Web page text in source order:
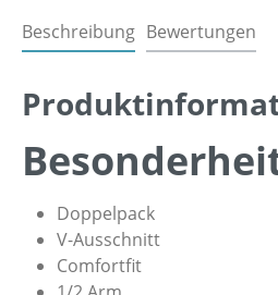
Beschreibung Bewertungen
Doppelpack
V-Ausschnitt
Comfortfit